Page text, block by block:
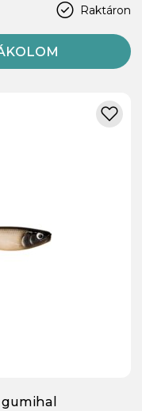
Raktáron
gumihal